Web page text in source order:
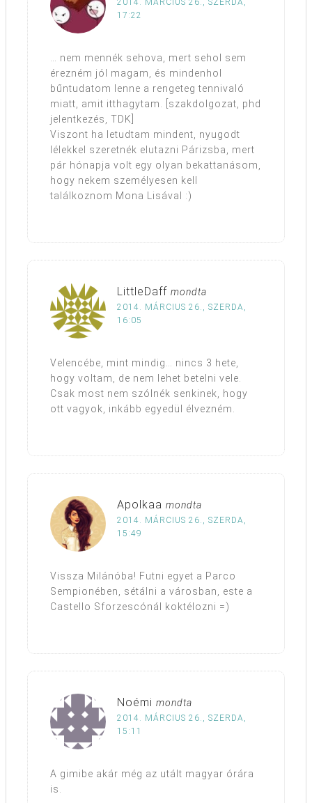
2014. MÁRCIUS 26., SZERDA,
17:22
… nem mennék sehova, mert sehol sem
érezném jól magam, és mindenhol
bűntudatom lenne a rengeteg tennivaló
miatt, amit itthagytam. [szakdolgozat, phd
jelentkezés, TDK]
Viszont ha letudtam mindent, nyugodt
lélekkel szeretnék elutazni Párizsba, mert
pár hónapja volt egy olyan bekattanásom,
hogy nekem személyesen kell
találkoznom Mona Lisával :)
LittleDaff mondta
2014. MÁRCIUS 26., SZERDA,
16:05
Velencébe, mint mindig… nincs 3 hete,
hogy voltam, de nem lehet betelni vele.
Csak most nem szólnék senkinek, hogy
ott vagyok, inkább egyedül élvezném.
Apolkaa mondta
2014. MÁRCIUS 26., SZERDA,
15:49
Vissza Milánóba! Futni egyet a Parco
Sempionében, sétálni a városban, este a
Castello Sforzescónál koktélozni =)
Noémi mondta
2014. MÁRCIUS 26., SZERDA,
15:11
A gimibe akár még az utált magyar órára
is.